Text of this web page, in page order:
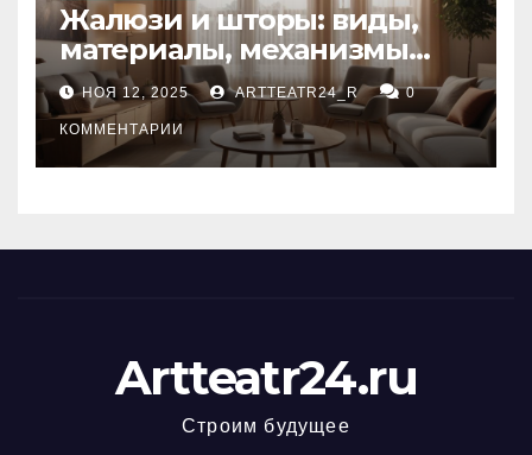
Жалюзи и шторы: виды,
материалы, механизмы
управления и уход
НОЯ 12, 2025 ARTTEATR24_R 0
КОММЕНТАРИИ
Artteatr24.ru
Строим будущее